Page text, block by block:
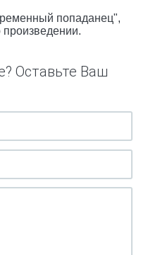
попаданец",
Оставьте Ваш